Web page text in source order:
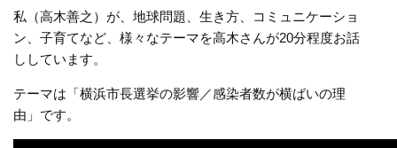
私（高木善之）が、地球問題、生き方、コミュニケーショ
ン、子育てなど、様々なテーマを高木さんが20分程度お話
ししています。
テーマは「横浜市長選挙の影響／感染者数が横ばいの理
由」です。